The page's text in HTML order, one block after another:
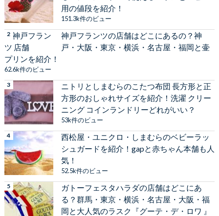
用の値段を紹介！
151.3k件のビュー
神戸フランツの店舗はどこにあるの？神
戸・大阪・東京・横浜・名古屋・福岡と壷
プリンを紹介！
62.6k件のビュー
ニトリとしまむらのこたつ布団 長方形と正
方形のおしゃれサイズを紹介！洗濯 クリー
ニング コインランドリーどれがいい？
53k件のビュー
西松屋・ユニクロ・しまむらのベビーラッ
シュガードを紹介！gapと赤ちゃん本舗も人
気！
52.5k件のビュー
ガトーフェスタハラダの店舗はどこにあ
る？群馬・東京・横浜・名古屋・大阪・福
岡と大人気のラスク『グーテ・デ・ロワ 』